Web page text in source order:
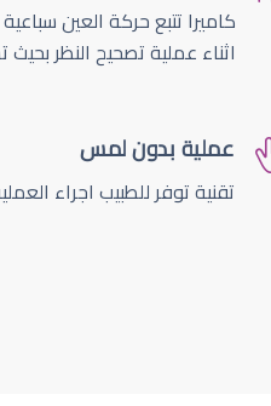
اثناء عملية تصحيح النظر
عملية بدون لمس
تقنية توفر للطبيب اجراء